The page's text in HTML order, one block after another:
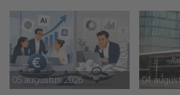
05 augustus 2026 04